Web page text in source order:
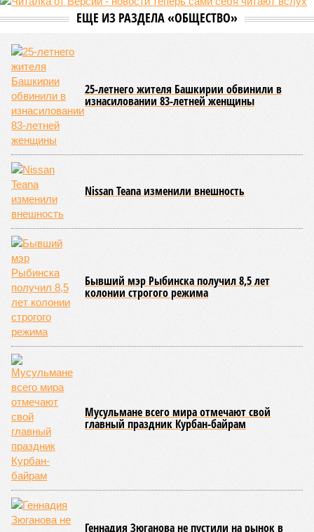
ЕЩЕ ИЗ РАЗДЕЛА «ОБЩЕСТВО»
25-летнего жителя Башкирии обвинили в
изнасиловании 83-летней женщины
Nissan Teana изменили внешность
Бывший мэр Рыбинска получил 8,5 лет
колонии строгого режима
Мусульмане всего мира отмечают свой
главный праздник Курбан-байрам
Геннадия Зюганова не пустили на рынок в